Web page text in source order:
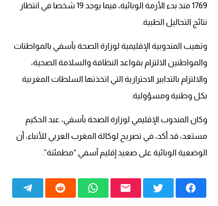
1769 منذ بدء الأزمة الوبائية، فيما يوجد 19 شخصا في انتظار
نتائج التحاليل الطبية.
وتهيب المندوبية الإقليمية لوزارة الصحة بآسفي بالمواطنات
والمواطنين الالتزام بقواعد النظافة والسلامة الصحية،
والالتزام بالتدابير الاحترازية التي اتخذتها السلطات المغربية
بكل وطنية ومسؤولية.
وكان المندوب الإقليمي لوزارة الصحة بآسفي، عبد الحكيم
مستعد، قد أكد، في تصريح لوكالة المغرب العربي للأنباء، أن
الوضعية الوبائية على صعيد إقليم آسفي “مطمئنة”.